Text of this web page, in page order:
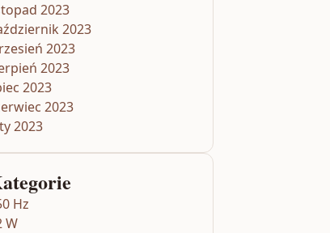
2023
2023
2023
2023
2023
2023
2023
Hz
W